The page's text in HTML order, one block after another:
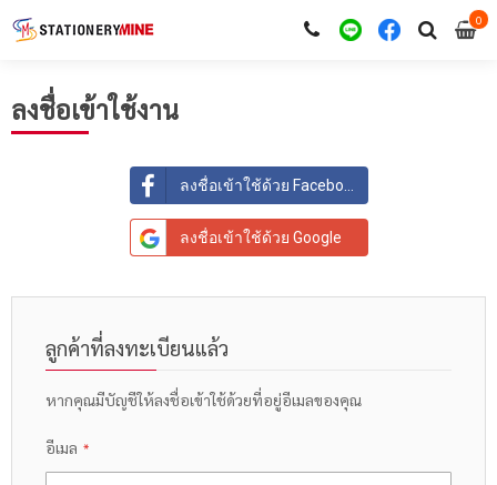
00
ลงชื่อเข้าใช้งาน
ลงชื่อเข้าใช้ด้วย Facebook
ลงชื่อเข้าใช้ด้วย Google
ลูกค้าที่ลงทะเบียนแล้ว
หากคุณมีบัญชีให้ลงชื่อเข้าใช้ด้วยที่อยู่อีเมลของคุณ
อีเมล